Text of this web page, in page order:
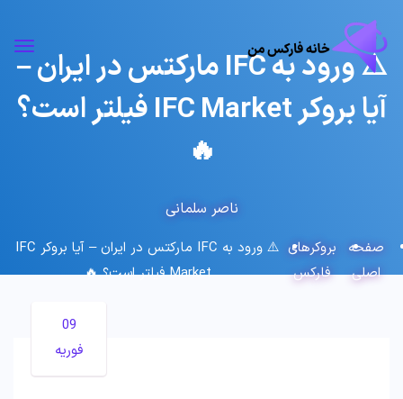
⚠️ ورود به IFC مارکتس در ایران –
آیا بروکر IFC Market فیلتر است؟
🔥
ناصر سلمانی
صفحه
اصلی
بروکرهای
فارکس
⚠️ ورود به IFC مارکتس در ایران – آیا بروکر IFC
Market فیلتر است؟ 🔥
09
فوریه